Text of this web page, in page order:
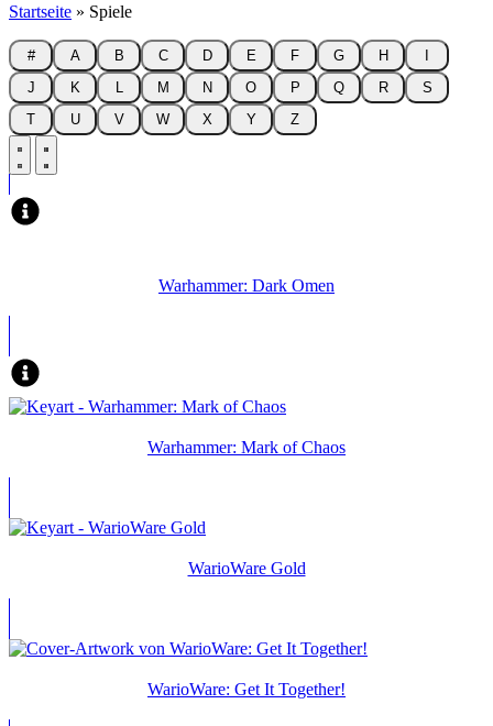
Startseite » Spiele
# A B C D E F G H
J
K M N O P Q R
S
T
U V W X Y Z
Warhammer: Dark Omen
Warhammer: Mark of Chaos
WarioWare Gold
WarioWare: Get It Together!